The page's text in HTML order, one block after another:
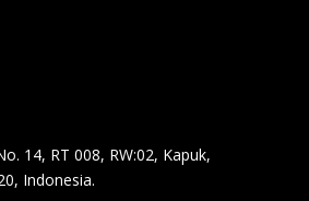
14, RT 008, RW:02, Kapuk,
Indonesia.